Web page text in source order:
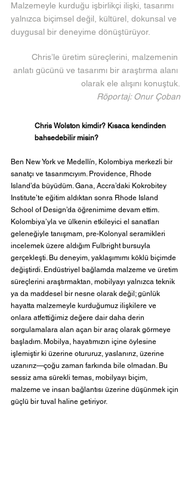
Malzemeyle kurduğu işbirlikçi ilişki, tasarımı
yalnızca biçimsel değil, kültürel, dokunsal ve
duygusal bir deneyime dönüştürüyor.
Chris’le üretim süreçlerini, malzemenin
anlatı gücünü ve tasarımı bir araştırma alanı
olarak ele alışını konuştuk.
Röportaj: Onur Çoban
Chris Wolston kimdir? Kısaca kendinden
bahsedebilir misin?
Ben New York ve Medellín, Kolombiya merkezli bir
sanatçı ve tasarımcıyım. Providence, Rhode
Island’da büyüdüm. Gana, Accra’daki Kokrobitey
Institute’te eğitim aldıktan sonra Rhode Island
School of Design’da öğrenimime devam ettim.
Kolombiya’yla ve ülkenin etkileyici el sanatları
geleneğiyle tanışmam, pre-Kolonyal seramikleri
incelemek üzere aldığım Fulbright bursuyla
gerçekleşti. Bu deneyim, yaklaşımımı köklü biçimde
değiştirdi. Endüstriyel bağlamda malzeme ve üretim
süreçlerini araştırmaktan, mobilyayı yalnızca teknik
ya da maddesel bir nesne olarak değil; günlük
hayatta malzemeyle kurduğumuz ilişkilere ve
onlara atfettiğimiz değere dair daha derin
sorgulamalara alan açan bir araç olarak görmeye
başladım. Mobilya, hayatımızın içine öylesine
işlemiştir ki üzerine otururuz, yaslanırız, üzerine
uzanırız—çoğu zaman farkında bile olmadan. Bu
sessiz ama sürekli temas, mobilyayı biçim,
malzeme ve insan bağlantısı üzerine düşünmek için
güçlü bir tuval haline getiriyor.